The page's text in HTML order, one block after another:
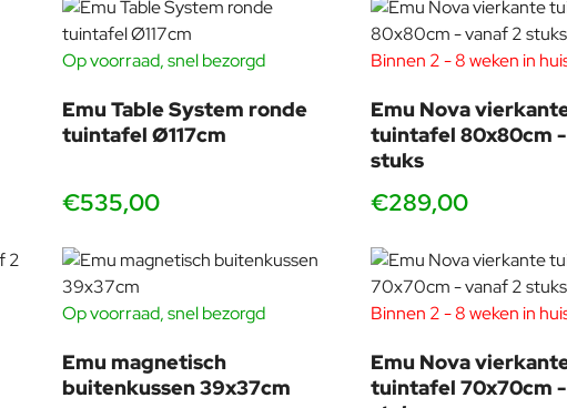
voor intensief gebruik, ook wanneer stoelen dagelijks worden
Star barkrukken,Star banken
In onze showroom inVoorschoten
kun je de Star kleuren in het
leveren we vaak snel uit voorraad.
Op voorraad, snel bezorgd
Emu Table System ronde
tuintafel Ø117cm
€535,00
Binnen 2 - 8 weken in
Emu Nova
tuintafel 80x80cm
stuks
€289,00
Op voorraad, snel bezorgd
Emu magnetisch
buitenkussen 39x37cm
Binnen 2 - 8 weken in
Emu Nova
tuintafel 70x70cm